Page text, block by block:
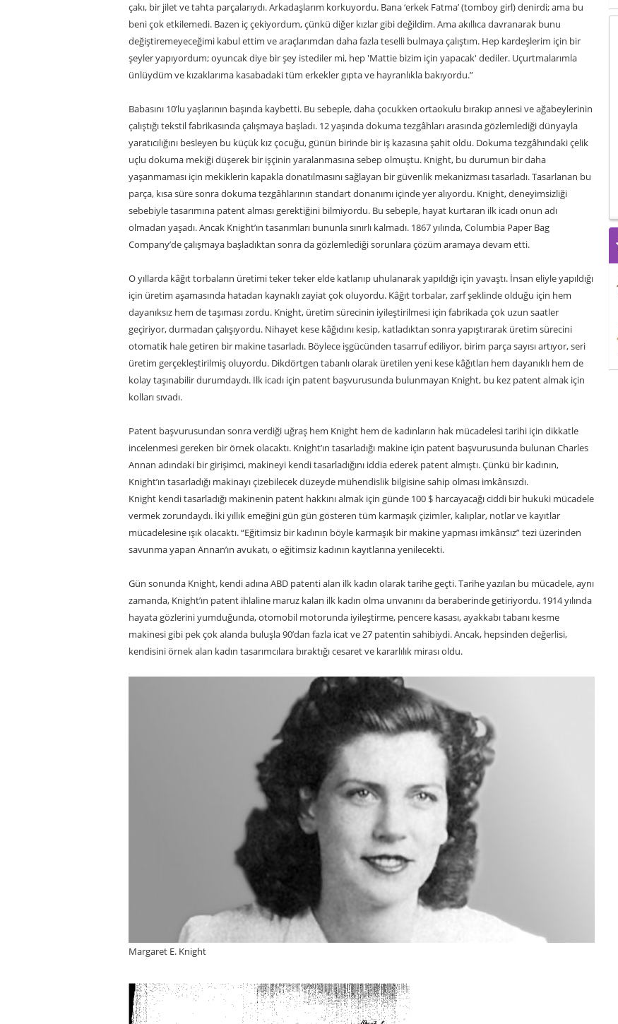
çakı, bir jilet ve tahta parçalarıydı. Arkadaşlarım korkuyordu. Bana ‘erkek Fatma’ (tomboy girl) denirdi; ama bu
beni çok etkilemedi. Bazen iç çekiyordum, çünkü diğer kızlar gibi değildim. Ama akıllıca davranarak bunu
değiştiremeyeceğimi kabul ettim ve araçlarımdan daha fazla teselli bulmaya çalıştım. Hep kardeşlerim için bir
şeyler yapıyordum; oyuncak diye bir şey istediler mi, hep 'Mattie bizim için yapacak' dediler. Uçurtmalarımla
ünlüydüm ve kızaklarıma kasabadaki tüm erkekler gıpta ve hayranlıkla bakıyordu.”
Babasını 10’lu yaşlarının başında kaybetti. Bu sebeple, daha çocukken ortaokulu bırakıp annesi ve ağabeylerinin
çalıştığı tekstil fabrikasında çalışmaya başladı. 12 yaşında dokuma tezgâhları arasında gözlemlediği dünyayla
yaratıcılığını besleyen bu küçük kız çocuğu, günün birinde bir iş kazasına şahit oldu. Dokuma tezgâhındaki çelik
uçlu dokuma mekiği düşerek bir işçinin yaralanmasına sebep olmuştu. Knight, bu durumun bir daha
yaşanmaması için mekiklerin kapakla donatılmasını sağlayan bir güvenlik mekanizması tasarladı. Tasarlanan bu
parça, kısa süre sonra dokuma tezgâhlarının standart donanımı içinde yer alıyordu. Knight, deneyimsizliği
sebebiyle tasarımına patent alması gerektiğini bilmiyordu. Bu sebeple, hayat kurtaran ilk icadı onun adı
olmadan yaşadı. Ancak Knight’ın tasarımları bununla sınırlı kalmadı. 1867 yılında, Columbia Paper Bag
Company’de çalışmaya başladıktan sonra da gözlemlediği sorunlara çözüm aramaya devam etti.
O yıllarda kâğıt torbaların üretimi teker teker elde katlanıp uhulanarak yapıldığı için yavaştı. İnsan eliyle yapıldığı
için üretim aşamasında hatadan kaynaklı zayiat çok oluyordu. Kâğıt torbalar, zarf şeklinde olduğu için hem
dayanıksız hem de taşıması zordu. Knight, üretim sürecinin iyileştirilmesi için fabrikada çok uzun saatler
geçiriyor, durmadan çalışıyordu. Nihayet kese kâğıdını kesip, katladıktan sonra yapıştırarak üretim sürecini
otomatik hale getiren bir makine tasarladı. Böylece işgücünden tasarruf ediliyor, birim parça sayısı artıyor, seri
üretim gerçekleştirilmiş oluyordu. Dikdörtgen tabanlı olarak üretilen yeni kese kâğıtları hem dayanıklı hem de
kolay taşınabilir durumdaydı. İlk icadı için patent başvurusunda bulunmayan Knight, bu kez patent almak için
kolları sıvadı.
Patent başvurusundan sonra verdiği uğraş hem Knight hem de kadınların hak mücadelesi tarihi için dikkatle
incelenmesi gereken bir örnek olacaktı. Knight’ın tasarladığı makine için patent başvurusunda bulunan Charles
Annan adındaki bir girişimci, makineyi kendi tasarladığını iddia ederek patent almıştı. Çünkü bir kadının,
Knight’ın tasarladığı makinayı çizebilecek düzeyde mühendislik bilgisine sahip olması imkânsızdı.
Knight kendi tasarladığı makinenin patent hakkını almak için günde 100 $ harcayacağı ciddi bir hukuki mücadele
vermek zorundaydı. İki yıllık emeğini gün gün gösteren tüm karmaşık çizimler, kalıplar, notlar ve kayıtlar
mücadelesine ışık olacaktı. “Eğitimsiz bir kadının böyle karmaşık bir makine yapması imkânsız” tezi üzerinden
savunma yapan Annan’ın avukatı, o eğitimsiz kadının kayıtlarına yenilecekti.
Gün sonunda Knight, kendi adına ABD patenti alan ilk kadın olarak tarihe geçti. Tarihe yazılan bu mücadele, aynı
zamanda, Knight’ın patent ihlaline maruz kalan ilk kadın olma unvanını da beraberinde getiriyordu. 1914 yılında
hayata gözlerini yumduğunda, otomobil motorunda iyileştirme, pencere kasası, ayakkabı tabanı kesme
makinesi gibi pek çok alanda buluşla 90’dan fazla icat ve 27 patentin sahibiydi. Ancak, hepsinden değerlisi,
kendisini örnek alan kadın tasarımcılara bıraktığı cesaret ve kararlılık mirası oldu.
Margaret E. Knight